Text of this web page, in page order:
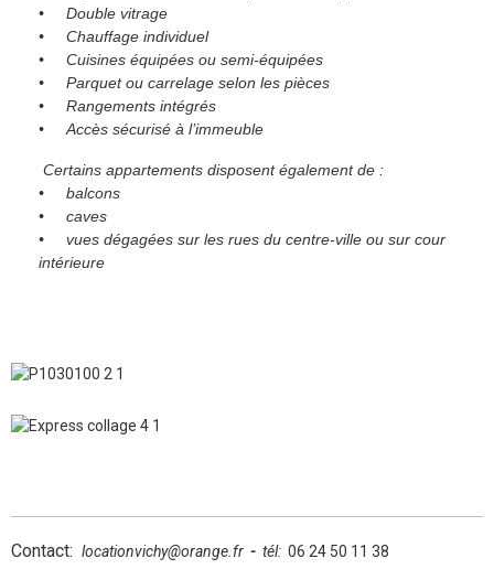
• Double vitrage
• Chauffage individuel
• Cuisines équipées ou semi-équipées
• Parquet ou carrelage selon les pièces
• Rangements intégrés
• Accès sécurisé à l’immeuble
Certains appartements disposent également de :
• balcons
• caves
• vues dégagées sur les rues du centre-ville ou sur cour
intérieure
Contact: locationvichy@orange.fr - tél: 06 24 50 11 38